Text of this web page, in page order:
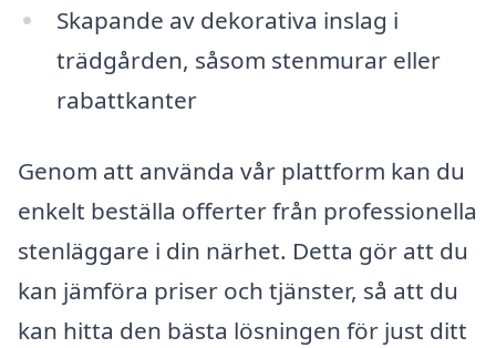
Skapande av dekorativa inslag i
trädgården, såsom stenmurar eller
rabattkanter
Genom att använda vår plattform kan du
enkelt beställa offerter från professionella
stenläggare i din närhet. Detta gör att du
kan jämföra priser och tjänster, så att du
kan hitta den bästa lösningen för just ditt